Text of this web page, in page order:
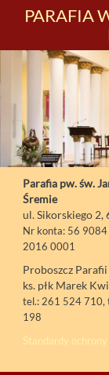
PARAFIA
Parafia pw. św.
Śremie
ul. Sikorskiego 2,
Nr konta: 56
2016 0001
Proboszcz Parafii
ks. płk Marek
tel.: 261 524 710,
198
Standardy ochrony